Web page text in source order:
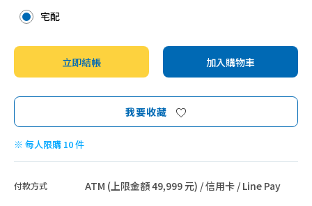
防水噴霧
宅配
立即結帳 加入購物車
我要收藏
※ 每人限購 10 件
付款方式 ATM (上限金額 49,999 元) / 信用卡 / Line Pay